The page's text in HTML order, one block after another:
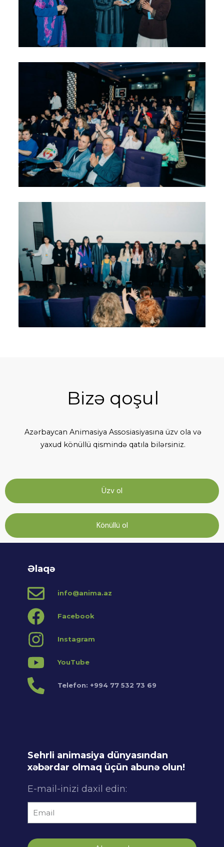
Bizə qoşul
Azərbaycan Animasiya Assosiasiyasına üzv ola və
yaxud könüllü qismində qatıla bilərsiniz.
Üzv ol
Könüllü ol
Əlaqə
info@anima.az
Facebook
Instagram
YouTube
Telefon: +994 77 532 73 69
Sehrli animasiya dünyasından
xəbərdar olmaq üçün abunə olun!
E-mail-inizi daxil edin: